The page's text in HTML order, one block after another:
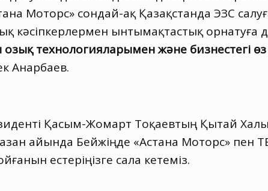
Моторс» сондай-ақ Қазақстанда ЭЗС
кәсіпкерлермен ынтымақтастық орнатуға
технологияларымен және бизнестегі
Анарбаев.
Қасым-Жомарт Тоқаевтың Қытай
айында Бейжіңде «Астана Моторс» пен
естеріңізге сала кетеміз.